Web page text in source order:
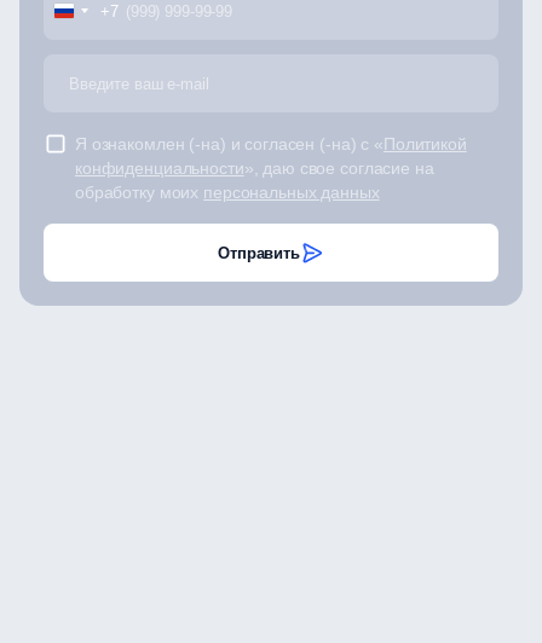
+7
Я ознакомлен (-на) и согласен (-на) с «Политикой
конфиденциальности», даю свое согласие на
обработку моих персональных данных
Отправить